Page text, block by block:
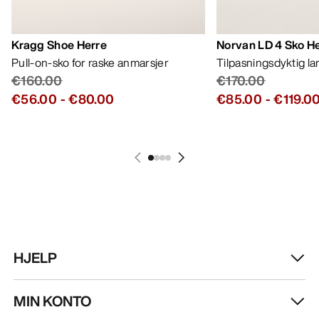
Kragg Shoe Herre
Pull-on-sko for raske anmarsjer
€160.00
€56.00 -€80.00
Norvan LD 4 Sko
Tilpasningsdyktig
€170.00
€85.00 -
HJELP
MIN KONTO